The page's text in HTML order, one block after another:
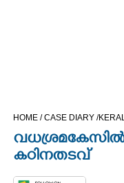
HOME /CASE DIARY /
കഠിനതടവ്​